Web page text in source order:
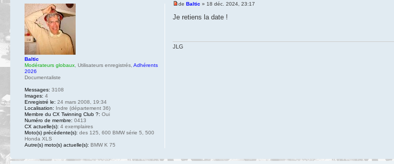
deBaltic » 18 déc. 2024, 23:17
Je retiens la date !
JLG
Baltic
Modérateurs globaux Utilisateurs enregistrés Adhérents
2026
Documentaliste
Messages: 3108
Images: 4
Enregistré le: 24 mars 2008, 19:34
Localisation: Indre (département 36)
Membre du CX Twinning Club ?: Oui
Numéro de membre: 0413
CX actuelle(s): 4 exemplaires
Moto(s) précédente(s): des 125, 600 BMW série 5, 500
Honda XLS
Autre(s) moto(s) actuelle(s): BMW K 75